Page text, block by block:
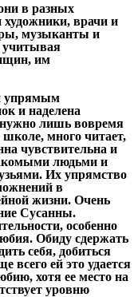
в разных
художники, врачи и
музыканты и
учитывая
им
упрямым
и наделена
лишь вовремя
много читает,
чувствительна и
людьми и
Их упрямство
в
жизни. Очень
Сусанны.
особенно
Обиду сдержать
себя, добиться
всего ей это удается
хотя ее место на
уровню